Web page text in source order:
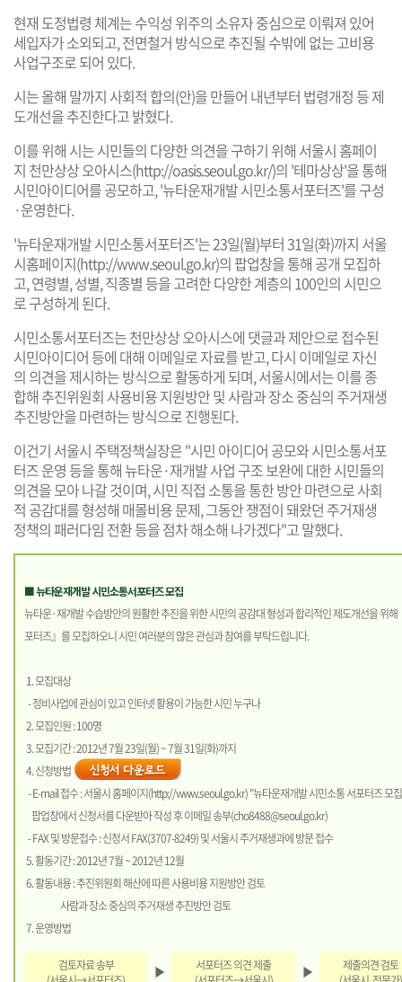
현재 도정법령 체계는 수익성 위주의 소유자 중심으로 이뤄져 있어
세입자가 소외되고, 전면철거 방식으로 추진될 수밖에 없는 고비용
사업구조로 되어 있다.
시는 올해 말까지 사회적 합의(안)을 만들어 내년부터 법령개정 등 제
도개선을 추진한다고 밝혔다.
이를 위해 시는 시민들의 다양한 의견을 구하기 위해 서울시 홈페이
지 천만상상 오아시스(http://oasis.seoul.go.kr/)의 '테마상상'을 통해
시민아이디어를 공모하고, '뉴타운재개발 시민소통서포터즈'를 구성
·운영한다.
'뉴타운재개발 시민소통서포터즈'는 23일(월)부터 31일(화)까지 서울
시홈페이지(http://www.seoul.go.kr)의 팝업창을 통해 공개 모집하
고, 연령별, 성별, 직종별 등을 고려한 다양한 계층의 100인의 시민으
로 구성하게 된다.
시민소통서포터즈는 천만상상 오아시스에 댓글과 제안으로 접수된
시민아이디어 등에 대해 이메일로 자료를 받고, 다시 이메일로 자신
의 의견을 제시하는 방식으로 활동하게 되며, 서울시에서는 이를 종
합해 추진위원회 사용비용 지원방안 및 사람과 장소 중심의 주거재생
추진방안을 마련하는 방식으로 진행된다.
이건기 서울시 주택정책실장은 "시민 아이디어 공모와 시민소통서포
터즈 운영 등을 통해 뉴타운·재개발 사업 구조 보완에 대한 시민들의
의견을 모아 나갈 것이며, 시민 직접 소통을 통한 방안 마련으로 사회
적 공감대를 형성해 매몰비용 문제, 그동안 쟁점이 돼왔던 주거재생
정책의 패러다임 전환 등을 점차 해소해 나가겠다"고 말했다.
■ 뉴타운재개발 시민소통서포터즈 모집
뉴타운·재개발 수습방안의 원활한 추진을 위한 시민의 공감대 형성과 합리적인 제도개선을 위
포터즈』를 모집하오니 시민 여러분의 많은 관심과 참여를 부탁드립니다.
1. 모집대상
- 정비사업에 관심이 있고 인터넷 활용이 가능한 시민 누구나
2. 모집인원 : 100명
3. 모집기간 : 2012년 7월 23일(월) ~ 7월 31일(화)까지
4. 신청방법
- E-mail 접수 : 서울시 홈페이지(http://www.seoul.go.kr) "뉴타운재개발 시민소통 서포터즈 모
팝업창에서 신청서를 다운받아 작성 후 이메일 송부(cho8488@seoul.go.kr)
- FAX 및 방문접수 : 신청서 FAX(3707-8249) 및 서울시 주거재생과에 방문 접수
5. 활동기간 : 2012년 7월 ~ 2012년 12월
6. 활동내용 : 추진위원회 해산에 따른 사용비용 지원방안 검토
사람과 장소 중심의 주거재생 추진방안 검토
7. 운영방법
검토자료 송부
▶
서포터즈 의견 제출
▶
제출의견 검토